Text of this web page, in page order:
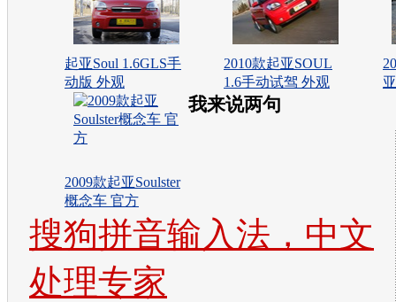
起亚Soul 1.6GLS手
动版 外观
2010款起亚SOUL
1.6手动试驾 外观
2009款起亚Soulster
概念车 官方
我来说两句
搜狗拼音输入法，中文
处理专家